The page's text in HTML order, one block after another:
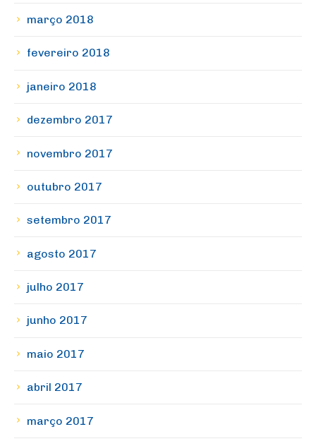
março 2018
fevereiro 2018
janeiro 2018
dezembro 2017
novembro 2017
outubro 2017
setembro 2017
agosto 2017
julho 2017
junho 2017
maio 2017
abril 2017
março 2017